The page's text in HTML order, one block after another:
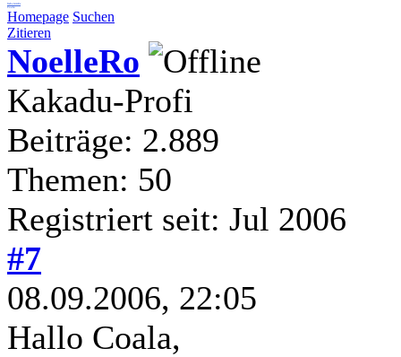
liebe Grüße
Coala
Homepage Suchen
Zitieren
NoelleRo
Kakadu-Profi
Beiträge: 2.889
Themen: 50
Registriert seit: Jul 2006
#7
08.09.2006, 22:05
Hallo Coala,